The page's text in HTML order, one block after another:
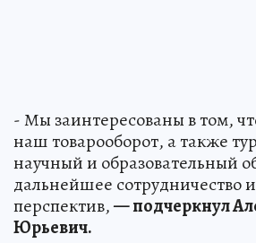
- Мы заинтересованы в том,
наш товарооборот, а также
научный и образовательный
дальнейшее сотрудничество
перспектив,— подчеркнул
Юрьевич.